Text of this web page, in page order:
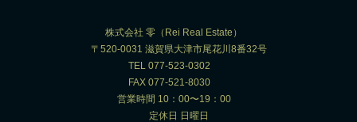
株式会社 零（Rei Real Estate）
〒520-0031 滋賀県大津市尾花川8番32号
TEL 077-523-0302
FAX 077-521-8030
営業時間 10：00〜19：00
定休日 日曜日